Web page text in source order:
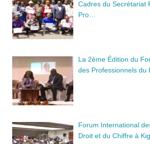
Cadres du Secrétariat
Pro…
La 2ème Édition du
des Professionnels du
Forum International
Droit et du Chiffre à